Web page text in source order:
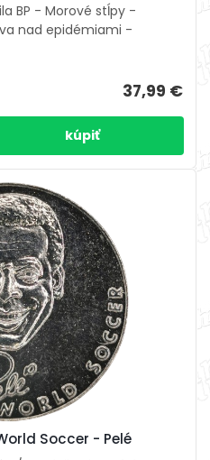
BP - Morové stĺpy -
nad epidémiami -
37,99 €
Soccer - Pelé